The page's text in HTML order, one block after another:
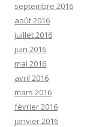
septembre 2016
août 2016
juillet 2016
juin 2016
mai 2016
avril 2016
mars 2016
février 2016
janvier 2016